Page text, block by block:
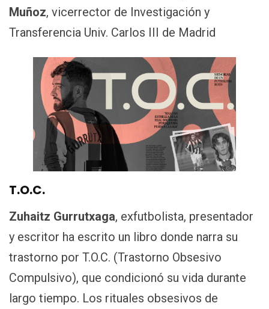
Muñoz, vicerrector de Investigación y
Transferencia Univ. Carlos III de Madrid
T.O.C.
Zuhaitz Gurrutxaga, exfutbolista, presentador
y escritor ha escrito un libro donde narra su
trastorno por T.O.C. (Trastorno Obsesivo
Compulsivo), que condicionó su vida durante
largo tiempo. Los rituales obsesivos de